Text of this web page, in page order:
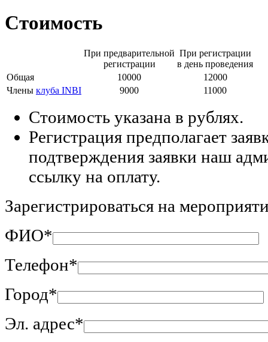
Стоимость
При предварительной
регистрации
При регистрации
в день проведения
Общая
10000
12000
Члены клуба INBI 9000 11000
Стоимость указана в рублях.
Регистрация предполагает
подтверждения заявки наш
ссылку на оплату.
Зарегистрироваться на
ФИО*
Телефон*
Город*
Эл. адрес*